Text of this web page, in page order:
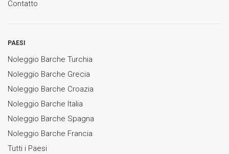
Contatto
PAESI
Noleggio Barche Turchia
Noleggio Barche Grecia
Noleggio Barche Croazia
Noleggio Barche Italia
Noleggio Barche Spagna
Noleggio Barche Francia
Tutti i Paesi